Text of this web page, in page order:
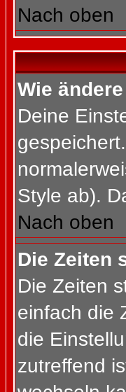
Nach oben
Wie
Deine
Style ab).
Nach oben
Die Zeiten
Die Zeiten
einfach die
die
zutreffend